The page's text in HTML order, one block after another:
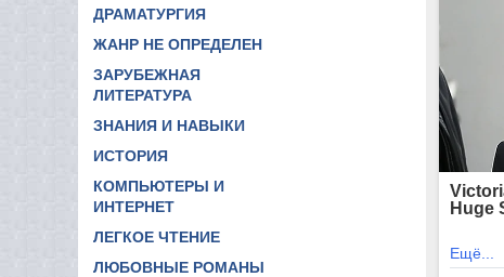
ДРАМАТУРГИЯ
ЖАНР НЕ ОПРЕДЕЛЕН
ЗАРУБЕЖНАЯ
ЛИТЕРАТУРА
ЗНАНИЯ И НАВЫКИ
ИСТОРИЯ
КОМПЬЮТЕРЫ И
ИНТЕРНЕТ
ЛЕГКОЕ ЧТЕНИЕ
ЛЮБОВНЫЕ РОМАНЫ